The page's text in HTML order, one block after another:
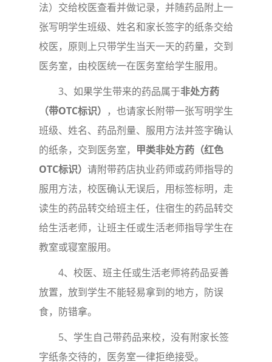
法）交给校医查看并做记录，并随药品附上一
张写明学生班级、姓名和家长签字的纸条交给
校医，原则上只带学生当天一天的药量，交到
医务室，由校医统一在医务室给学生服用。
3、如果学生带来的药品属于非处方药
（带OTC标识） ，也请家长附带一张写明学生
班级、姓名、药品剂量、服用方法并签字确认
的纸条，交到医务室， 甲类非处方药（红色
OTC标识） 请附带药店执业药师或药师指导的
服用方法， 校医确认无误后，用标签标明，走
读生的药品转交给班主任，住宿生的药品转交
给生活老师，让班主任或生活老师指导学生在
教室或寝室服用。
4、校医、班主任或生活老师将药品妥善
放置，放到学生不能轻易拿到的地方，防误
食，防错拿。
5、学生自己带药品来校，没有附家长签
字纸条交待的，医务室一律拒绝接受。